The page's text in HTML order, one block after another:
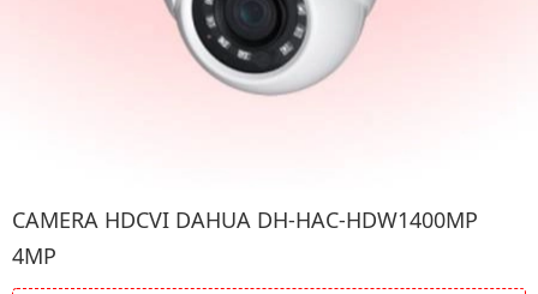
CAMERA HDCVI DAHUA DH-HAC-HDW1400MP
4MP